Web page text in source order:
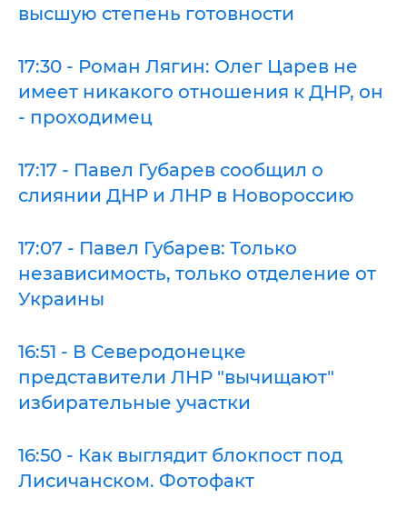
высшую степень готовности
17:30 - Роман Лягин: Олег Царев не
имеет никакого отношения к ДНР, он
- проходимец
17:17 - Павел Губарев сообщил о
слиянии ДНР и ЛНР в Новороссию
17:07 - Павел Губарев: Только
независимость, только отделение от
Украины
16:51 - В Северодонецке
представители ЛНР "вычищают"
избирательные участки
16:50 - Как выглядит блокпост под
Лисичанском. Фотофакт